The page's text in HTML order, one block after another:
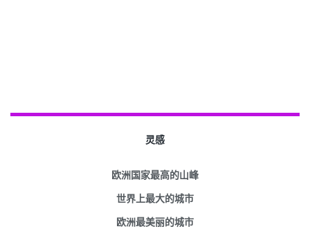
灵感
欧洲国家最高的山峰
世界上最大的城市
欧洲最美丽的城市